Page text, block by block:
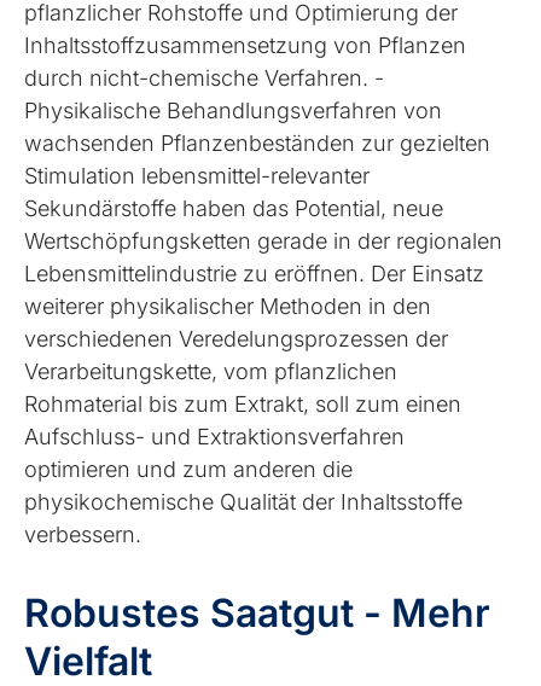
pflanzlicher Rohstoffe und Optimierung der
Inhaltsstoffzusammensetzung von Pflanzen
durch nicht-chemische Verfahren. -
Physikalische Behandlungsverfahren von
wachsenden Pflanzenbeständen zur gezielten
Stimulation lebensmittel-relevanter
Sekundärstoffe haben das Potential, neue
Wertschöpfungsketten gerade in der regionalen
Lebensmittelindustrie zu eröffnen. Der Einsatz
weiterer physikalischer Methoden in den
verschiedenen Veredelungsprozessen der
Verarbeitungskette, vom pflanzlichen
Rohmaterial bis zum Extrakt, soll zum einen
Aufschluss- und Extraktionsverfahren
optimieren und zum anderen die
physikochemische Qualität der Inhaltsstoffe
verbessern.
Robustes Saatgut - Mehr
Vielfalt